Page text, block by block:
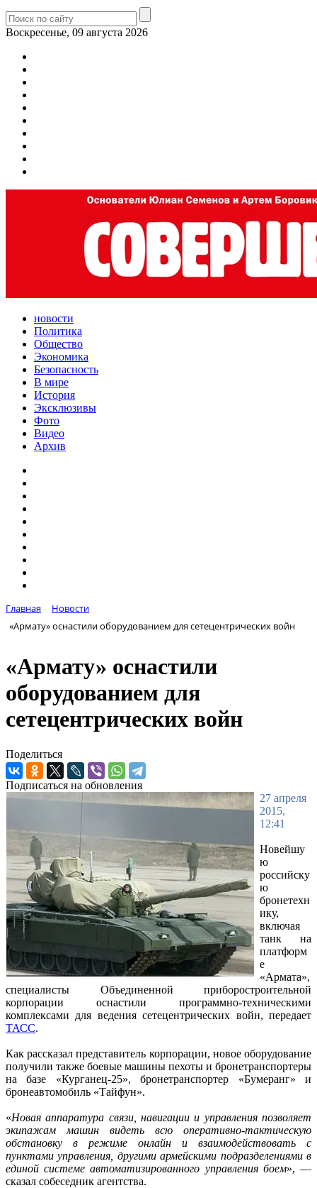
Воскресенье, 09 августа 2026
новости
Политика
Общество
Экономика
Безопасность
В мире
История
Эксклюзивы
Фото
Видео
Архив
Главная
Новости
«Армату» оснастили оборудованием для сетецентрических войн
«Армату» оснастили
оборудованием для
сетецентрических войн
Поделиться
Подписаться на обновления
27 апреля
2015,
12:41
Новейшу
ю
российску
ю
бронетехн
ику,
включая
танк на
платформ
е
«Армата»,
специалисты Объединенной приборостроительной
корпорации оснастили программно-техническими
комплексами для ведения сетецентрических войн, передает
ТАСС.
Как рассказал представитель корпорации, новое оборудование
получили также боевые машины пехоты и бронетранспортеры
на базе «Курганец-25», бронетранспортер «Бумеранг» и
бронеавтомобиль «Тайфун».
«Новая аппаратура связи, навигации и управления позволяет
экипажам машин видеть всю оперативно-тактическую
обстановку в режиме онлайн и взаимодействовать с
пунктами управления, другими армейскими подразделениями в
единой системе автоматизированного управления боем», —
сказал собеседник агентства.